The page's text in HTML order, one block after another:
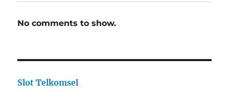
No comments to show.
Slot Telkomsel